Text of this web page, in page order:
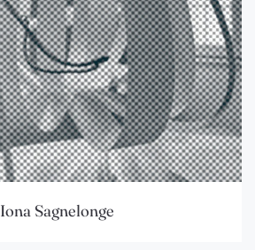
Iona Sagnelonge